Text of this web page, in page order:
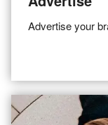
Advertise your